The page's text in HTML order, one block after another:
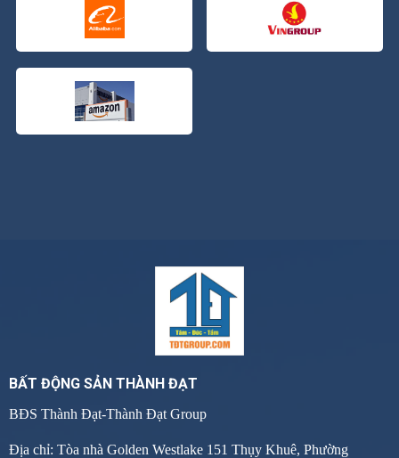
BẤT ĐỘNG SẢN THÀNH ĐẠT
BĐS Thành Đạt-Thành Đạt Group
Địa chỉ: Tòa nhà Golden Westlake 151 Thụy Khuê, Phường